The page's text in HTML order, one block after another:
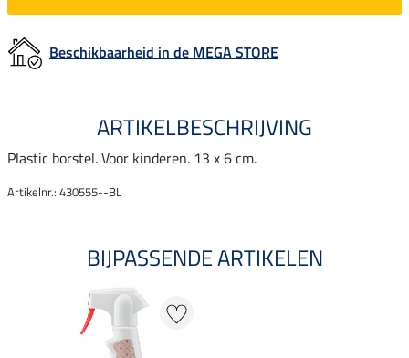
Beschikbaarheid in de MEGA STORE
ARTIKELBESCHRIJVING
Plastic borstel. Voor kinderen. 13 x 6 cm.
Artikelnr.: 430555--BL
BIJPASSENDE ARTIKELEN